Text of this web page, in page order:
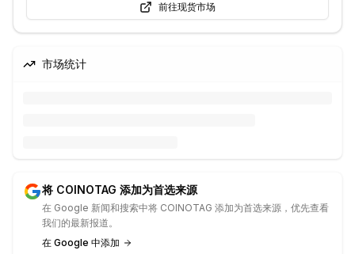
前往现货市场
市场统计
将 COINOTAG 添加为首选来源
在 Google 新闻和搜索中将 COINOTAG 添加为首选来源，优先查看
我们的最新报道。
在 Google 中添加